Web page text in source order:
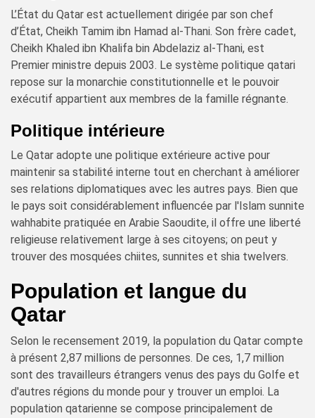
L’État du Qatar est actuellement dirigée par son chef
d’État, Cheikh Tamim ibn Hamad al-Thani. Son frère cadet,
Cheikh Khaled ibn Khalifa bin Abdelaziz al-Thani, est
Premier ministre depuis 2003. Le système politique qatari
repose sur la monarchie constitutionnelle et le pouvoir
exécutif appartient aux membres de la famille régnante.
Politique intérieure
Le Qatar adopte une politique extérieure active pour
maintenir sa stabilité interne tout en cherchant à améliorer
ses relations diplomatiques avec les autres pays. Bien que
le pays soit considérablement influencée par l'Islam sunnite
wahhabite pratiquée en Arabie Saoudite, il offre une liberté
religieuse relativement large à ses citoyens; on peut y
trouver des mosquées chiites, sunnites et shia twelvers.
Population et langue du
Qatar
Selon le recensement 2019, la population du Qatar compte
à présent 2,87 millions de personnes. De ces, 1,7 million
sont des travailleurs étrangers venus des pays du Golfe et
d'autres régions du monde pour y trouver un emploi. La
population qatarienne se compose principalement de